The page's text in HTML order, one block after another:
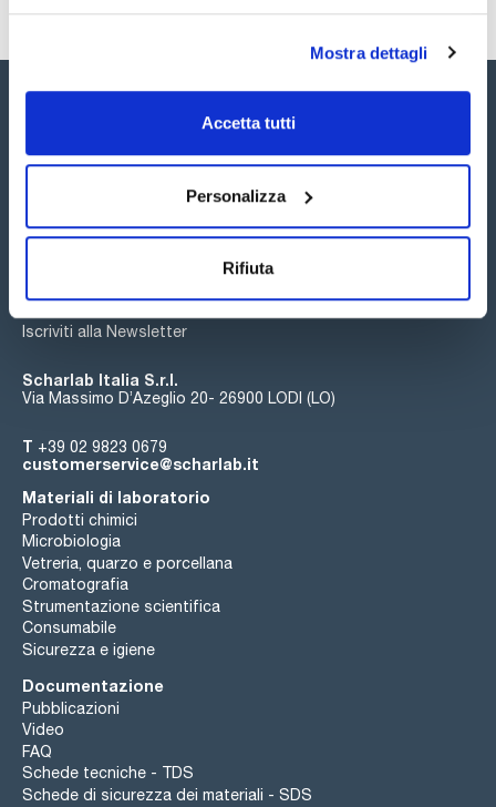
Mostra dettagli
Accetta tutti
Personalizza
Rifiuta
Seguici:
Iscriviti alla Newsletter
Scharlab Italia S.r.l.
Via Massimo D’Azeglio 20- 26900 LODI (LO)
T +39 02 9823 0679
customerservice@scharlab.it
Materiali di laboratorio
Prodotti chimici
Microbiologia
Vetreria, quarzo e porcellana
Cromatografia
Strumentazione scientifica
Consumabile
Sicurezza e igiene
Documentazione
Pubblicazioni
Video
FAQ
Schede tecniche - TDS
Schede di sicurezza dei materiali - SDS